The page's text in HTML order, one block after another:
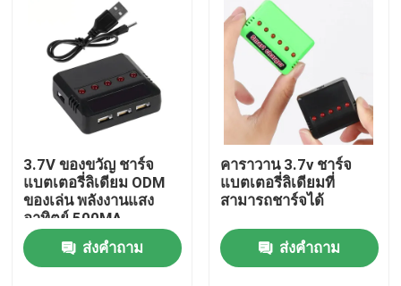
บ้าน
สินค้า
3.7V ของขวัญ ชาร์จ
แบตเตอรี่ลิเดียม ODM
ของเล่น พลังงานแสง
อาทิตย์ 500MA
คาราวาน DC Output
ส่งคำถาม
คาราวาน 3.7v ชาร์จ
แบตเตอรี่ลิเดียมที่
สามารถชาร์จได้
ส่งคำถาม